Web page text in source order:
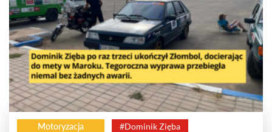
Motoryzacja #Dominik Zięba